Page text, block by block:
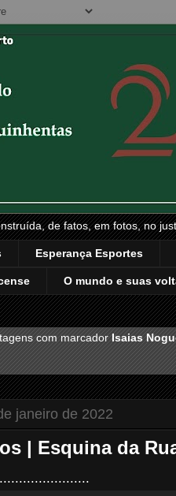
de fatos, em fotos, no
Esperança Esportes
O mundo e suas
com marcadorIsaias
janeiro de 2022
| Esquina da